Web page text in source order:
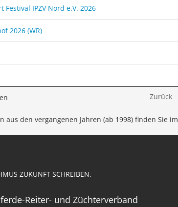
Festival IPZV Nord e.V. 2026
2026 (WR)
Zurück
aus den vergangenen Jahren (ab 1998) finden Sie im
ZUKUNFT SCHREIBEN.
Reiter- und Züchterverband